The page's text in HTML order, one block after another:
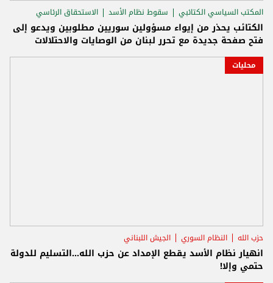
المكتب السياسي الكتائبي سقوط نظام الأسد الاستحقاق الرئاسي
الكتائب يحذر من إيواء مسؤولين سوريين مطلوبين ويدعو إلى
فتح صفحة جديدة مع تحرر لبنان من الوصايات والاحتلالات
محليات
حزب الله النظام السوري الجيش اللبناني
انهيار نظام الأسد يقطع الإمداد عن حزب الله...التسليم للدولة
حتمي وإلا!